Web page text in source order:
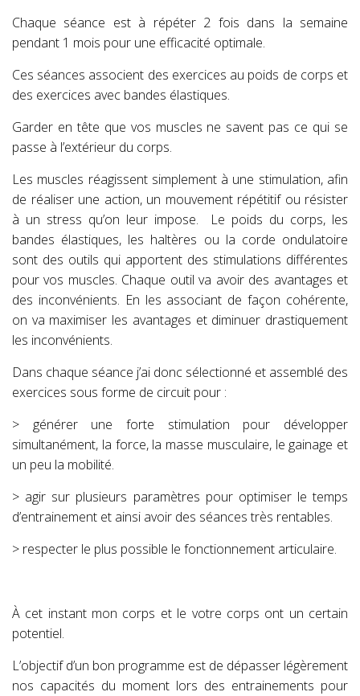
Chaque séance est à répéter 2 fois dans la semaine
pendant 1 mois pour une efficacité optimale.
Ces séances associent des exercices au poids de corps et
des exercices avec bandes élastiques.
Garder en tête que vos muscles ne savent pas ce qui se
passe à l’extérieur du corps.
Les muscles réagissent simplement à une stimulation, afin
de réaliser une action, un mouvement répétitif ou résister
à un stress qu’on leur impose.
Le poids du corps, les
bandes élastiques, les haltères ou la corde ondulatoire
sont des outils qui apportent des stimulations différentes
pour vos muscles. Chaque outil va avoir des avantages et
des inconvénients. En les associant de façon cohérente,
on va maximiser les avantages et diminuer drastiquement
les inconvénients.
Dans chaque séance j’ai donc sélectionné et assemblé des
exercices sous forme de circuit pour :
> générer une forte stimulation pour développer
simultanément, la force, la masse musculaire, le gainage et
un peu la mobilité.
> agir sur plusieurs paramètres pour optimiser le temps
d’entrainement et ainsi avoir des séances très rentables.
> respecter le plus possible le fonctionnement articulaire.
À cet instant mon corps et le votre corps ont un certain
potentiel.
L’objectif d’un bon programme est de dépasser légèrement
nos capacités du moment lors des entrainements pour